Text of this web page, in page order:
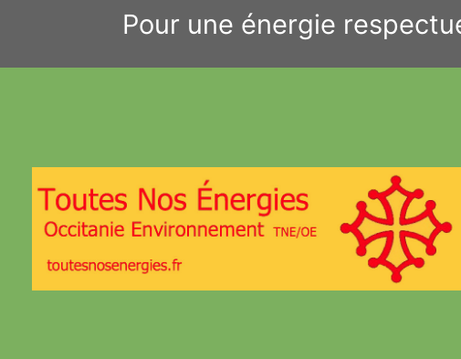
Pour une énergie